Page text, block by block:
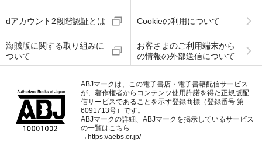
dアカウント2段階認証とは Cookieの利用について
海賊版に関する取り組みに
ついて
お客さまのご利用端末から
の情報の外部送信について
ABJマークは、この電子書店・電子書籍配信サービス
が、著作権者からコンテンツ使用許諾を得た正規版配
信サービスであることを示す登録商標（登録番号 第
6091713号）です。
ABJマークの詳細、ABJマークを掲示しているサービス
の一覧はこちら
→ https://aebs.or.jp/